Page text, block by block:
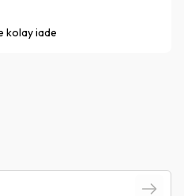
kolay iade